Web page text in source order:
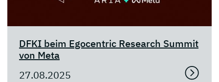
DFKI beim Egocentric Research Summit
von Meta
27.08.2025